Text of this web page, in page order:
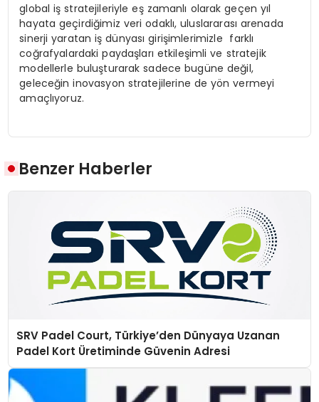
global iş stratejileriyle eş zamanlı olarak geçen yıl
hayata geçirdiğimiz veri odaklı, uluslararası arenada
sinerji yaratan iş dünyası girişimlerimizle farklı
coğrafyalardaki paydaşları etkileşimli ve stratejik
modellerle buluşturarak sadece bugüne değil,
geleceğin inovasyon stratejilerine de yön vermeyi
amaçlıyoruz.
Benzer Haberler
SRV Padel Court, Türkiye’den Dünyaya Uzanan
Padel Kort Üretiminde Güvenin Adresi